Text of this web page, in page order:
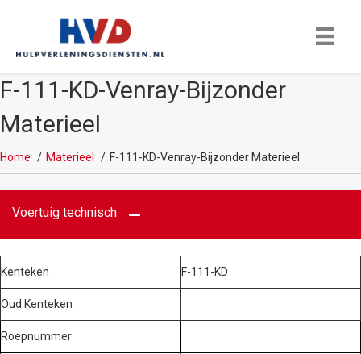
F-111-KD-Venray-Bijzonder
Materieel
Home Materieel F-111-KD-Venray-Bijzonder Materieel
Voertuig technisch
Kenteken F-111-KD
Oud Kenteken
Roepnummer